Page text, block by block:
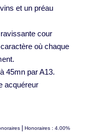
et un préau
cour
où chaque
45mn par A13.
acquéreur
| Honoraires : 4.00%